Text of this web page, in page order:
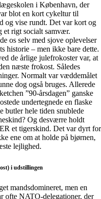
i København, der
blot en kort cykeltur til
og vise rundt. Det var kort og
et rigt socialt samvær.
os selv med sjove oplevelser
historie – men ikke bare dette.
de årlige julefrokoster var, at
næste frokost. Således
Normalt var væddemålet
dog også bruges. Allerede
”90-årsdagen” ganske
undertegnede en flaske
butler hele tiden snublede
Og desværre holdt
et tigerskind. Det var dyrt for
ene om at holde på bjørnen,
lejlighed.
i udstillingen
mandsdomineret, men en
ofte NATO-delegationer, der